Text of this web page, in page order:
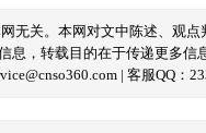
无关。本网对文中陈述、观
息，转载目的在于传递更多
| 客服QQ：